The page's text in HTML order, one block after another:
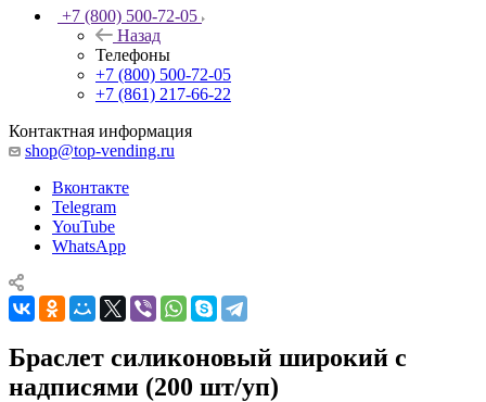
+7 (800) 500-72-05
Назад
Телефоны
+7 (800) 500-72-05
+7 (861) 217-66-22
Контактная информация
shop@top-vending.ru
Вконтакте
Telegram
YouTube
WhatsApp
Браслет силиконовый широкий с
надписями (200 шт/уп)